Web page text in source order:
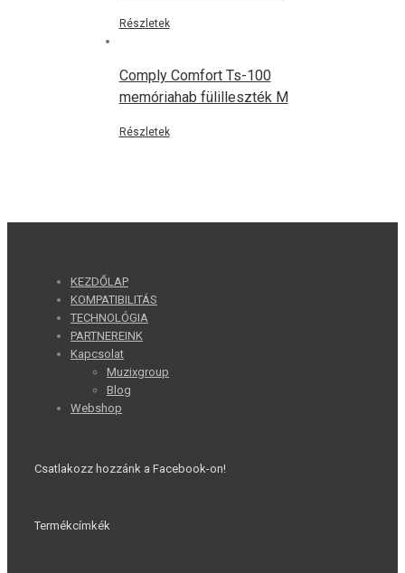
Részletek
Comply Comfort Ts-100
memóriahab fülilleszték M
Részletek
KEZDŐLAP
KOMPATIBILITÁS
TECHNOLÓGIA
PARTNEREINK
Kapcsolat
Muzixgroup
Blog
Webshop
Csatlakozz hozzánk a Facebook-on!
Termékcímkék